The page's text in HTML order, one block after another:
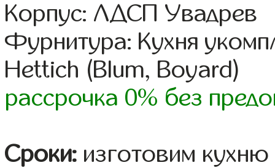
Корпус: ЛДСП Увадрев
Фурнитура: Кухня
Hettich (Blum, Boyard)
рассрочка 0% без
Сроки: изготовим